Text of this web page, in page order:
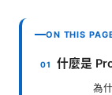
ON THIS
什麼是
為